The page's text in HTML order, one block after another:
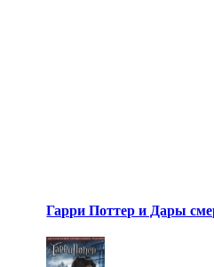
Гарри Поттер и Дары